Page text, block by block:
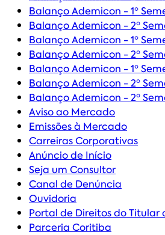
Balanço Ademicon - 1º
Balanço Ademicon - 2º
Balanço Ademicon - 1º
Balanço Ademicon - 2º
Balanço Ademicon - 1º
Balanço Ademicon - 2º
Balanço Ademicon - 2º
Aviso ao Mercado
Emissões à Mercado
Carreiras Corporativas
Anúncio de Início
Seja um Consultor
Canal de Denúncia
Ouvidoria
Portal de Direitos do Titular
Parceria Coritiba